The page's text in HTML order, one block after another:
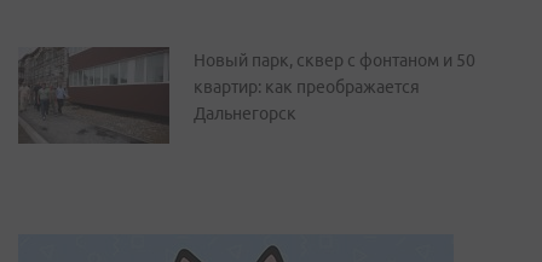
Новый парк, сквер с фонтаном и 50
квартир: как преображается
Дальнегорск